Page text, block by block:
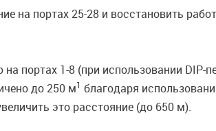
на портах 25-28 и восстановить
портах 1-8 (при использовании DIP-
до 250 м1 благодаря
это расстояние (до 650 м).